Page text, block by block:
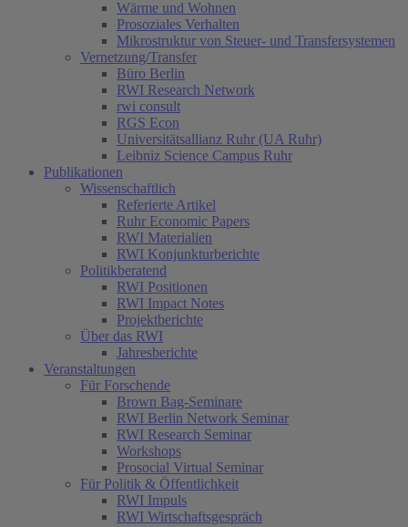
Wärme und Wohnen
Prosoziales Verhalten
Mikrostruktur von Steuer- und Transfersystemen
Vernetzung/Transfer
Büro Berlin
RWI Research Network
rwi consult
RGS Econ
Universitätsallianz Ruhr (UA Ruhr)
Leibniz Science Campus Ruhr
Publikationen
Wissenschaftlich
Referierte Artikel
Ruhr Economic Papers
RWI Materialien
RWI Konjunkturberichte
Politikberatend
RWI Positionen
RWI Impact Notes
Projektberichte
Über das RWI
Jahresberichte
Veranstaltungen
Für Forschende
Brown Bag-Seminare
RWI Berlin Network Seminar
RWI Research Seminar
Workshops
Prosocial Virtual Seminar
Für Politik & Öffentlichkeit
RWI Impuls
RWI Wirtschaftsgespräch